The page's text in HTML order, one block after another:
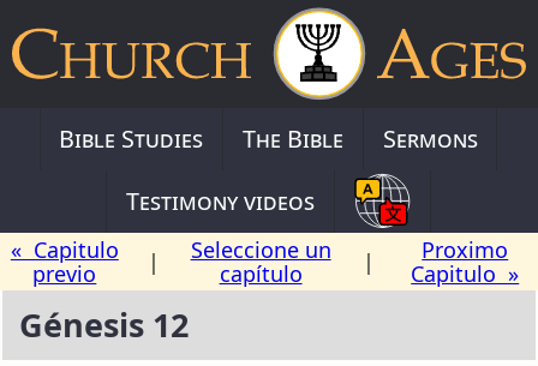
Bible Studies The Bible
Sermons
Testimony videos
« Capitulo
previo
|
Seleccione un
capítulo
|
Proximo
Capitulo »
Génesis 12